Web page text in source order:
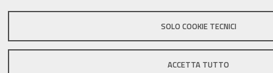
SOLO COOKIE TECNICI
ACCETTA TUTTO